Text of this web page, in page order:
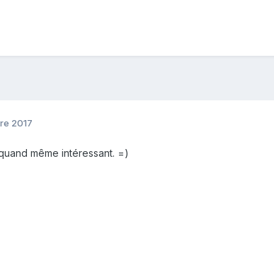
2017
même intéressant. =)